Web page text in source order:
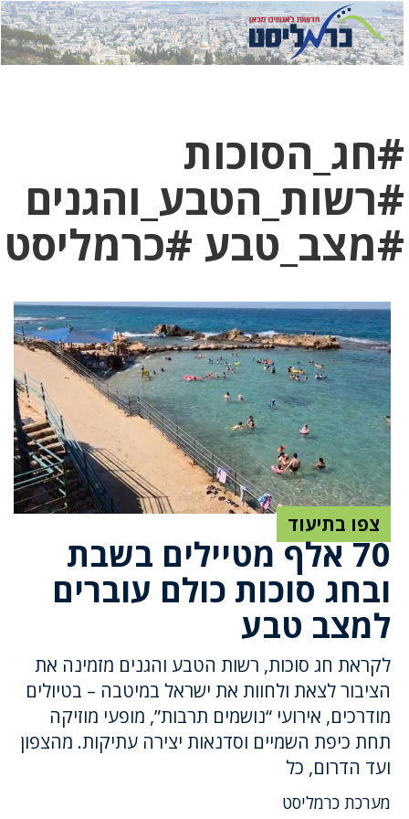
לחץ
כאן
לחץ
כדי
#חג_הסוכות
#רשות_הטבע_והגנים
#מצב_טבע #כרמליסט
צפו בתיעוד
70 אלף מטיילים בשבת
ובחג סוכות כולם עוברים
למצב טבע
לקראת חג סוכות, רשות הטבע והגנים מזמינה את
הציבור לצאת ולחוות את ישראל במיטבה – בטיולים
מודרכים, אירועי “נושמים תרבות”, מופעי מוזיקה
תחת כיפת השמיים וסדנאות יצירה עתיקות. מהצפון
ועד הדרום, כל
מערכת כרמליסט